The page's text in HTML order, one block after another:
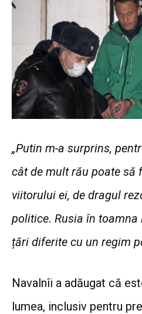
„Putin m-a surprins,
cât de mult rău poate să
viitorului ei, de dragul
politice. Rusia în
țări diferite cu un regim
Navalnîi a adăugat că
lumea, inclusiv pentru